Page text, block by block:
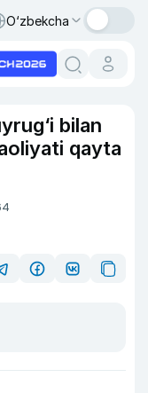
O‘zbekcha
bilan
qayta